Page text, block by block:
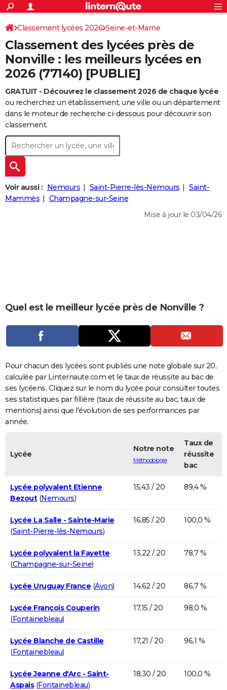
ACTUALITÉS
Politique
Société
Faits Divers
Education
Monde
Villes
+
SPORT
Coupe du monde 2026
Football
Tennis
Cyclisme
Rugby
Forum
Programme TV
TNT
Streaming
Cinéma
Sorties cinéma
Musique
+
FINANCE
Retraite
Impôts
Epargne
Immobilier
Risques naturels par ville
Banque
Assurance
Crédit
AUTO
Essais
Réserver un essai
Citadines
Berlines
SUV
Forum auto
+
HIGH-TECH
BRICOLAGE
Forum
Aménagement intérieur
Extérieur
Cuisine
Salle de bains
Jardinage
Rangement
+WEEK-END
Guides de France
Escapades
Patrimoine
Expositions
Musées
Week-end nature
+
LIFESTYLE
Art de vivre
Bien-être
Loisirs
Mode
Modes de vie
+SANTE
Dictionnaire
Biographies
Expressions
Proverbes
PROGRAMME TV
COPAINS D'AVANT
S'inscrire
Se connecter
Lycées
Collèges
Primaires
Universités
Entreprises
Service militaire
Avis de recherche
AVIS DE DÉCÈS
FORUM
Bricolage
Lifestyle
Culture
Sport
Auto
Television
Voyage
Cinema
S'inscrire
Connexion
Classement lycées 2026 Seine-et-Marne
Classement des lycées près de
Nonville : les meilleurs lycées en
2026 (77140) [PUBLIE]
GRATUIT - Découvrez le classement 2026 de chaque lycée
ou recherchez un établissement, une ville ou un département
dans le moteur de recherche ci-dessous pour découvrir son
classement.
Voir aussi : Nemours Saint-Pierre-lès-Nemours
Saint-
Mammès
Champagne-sur-Seine
Mise à jour le 03/04/26
Quel est le meilleur lycée près de Nonville ?
Pour chacun des lycées sont publiés une note globale sur 20,
calculée par Linternaute.com et le taux de réussite au bac de
ses lycéens. Cliquez sur le nom du lycée pour consulter toutes
ses statistiques par fillière (taux de réussite au bac, taux de
mentions) ainsi que l'évolution de ses performances par
année.
Lycée
Notre note
Méthodologie
Taux de
réussite
bac
Lycée polyvalent Etienne
Bezout(Nemours)
15,43 / 20 89,4 %
Lycée La Salle - Sainte-Marie
(Saint-Pierre-lès-Nemours)
16,85 / 20 100,0 %
Lycée polyvalent la Fayette
(Champagne-sur-Seine)
13,22 / 20 78,7 %
Lycée Uruguay France (Avon) 14,62 / 20 86,7 %
Lycée François Couperin
(Fontainebleau)
17,15 / 20 98,0 %
Lycée Blanche de Castille
(Fontainebleau)
17,21 / 20 96,1 %
Lycée Jeanne d'Arc - Saint-
Aspais(Fontainebleau)
18,30 / 20 100,0 %